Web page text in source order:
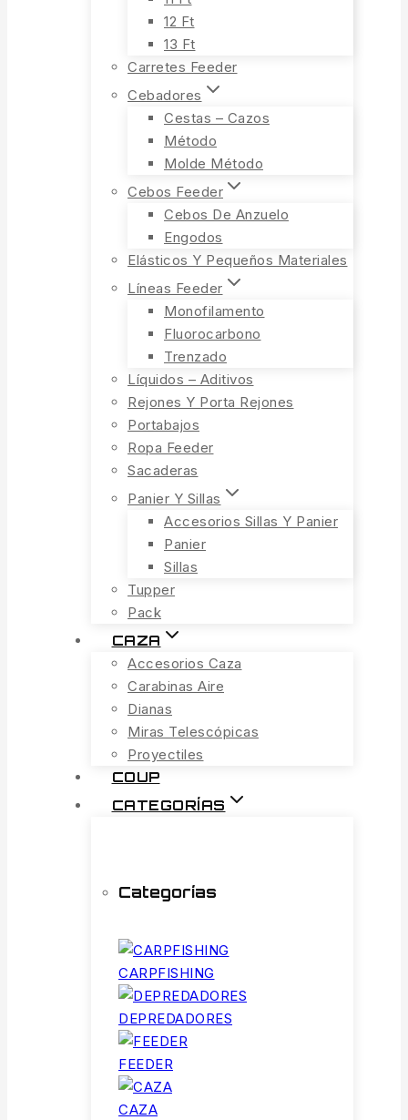
12 Ft
13 Ft
Carretes Feeder
Cebadores
Cestas – Cazos
Método
Molde Método
Cebos Feeder
Cebos De Anzuelo
Engodos
Elásticos Y Pequeños Materiales
Líneas Feeder
Monofilamento
Fluorocarbono
Trenzado
Líquidos – Aditivos
Rejones Y Porta Rejones
Portabajos
Ropa Feeder
Sacaderas
Panier Y Sillas
Accesorios Sillas Y Panier
Panier
Sillas
Tupper
Pack
CAZA
Accesorios Caza
Carabinas Aire
Dianas
Miras Telescópicas
Proyectiles
COUP
CATEGORÍAS
Categorías
CARPFISHING
DEPREDADORES
FEEDER
CAZA